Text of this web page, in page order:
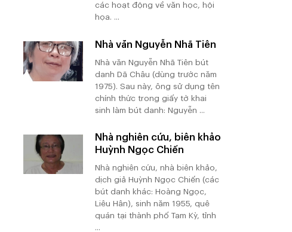
các hoạt động về văn học, hội
họa. ...
Nhà văn Nguyễn Nhã Tiên
Nhà văn Nguyễn Nhã Tiên bút
danh Dã Châu (dùng trước năm
1975). Sau này, ông sử dụng tên
chính thức trong giấy tờ khai
sinh làm bút danh: Nguyễn ...
Nhà nghiên cứu, biên khảo
Huỳnh Ngọc Chiến
Nhà nghiên cứu, nhà biên khảo,
dịch giả Huỳnh Ngọc Chiến (các
bút danh khác: Hoàng Ngọc,
Liêu Hân), sinh năm 1955, quê
quán tại thành phố Tam Kỳ, tỉnh
...